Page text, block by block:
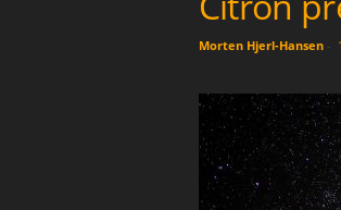
Morten Hjerl-Hansen-